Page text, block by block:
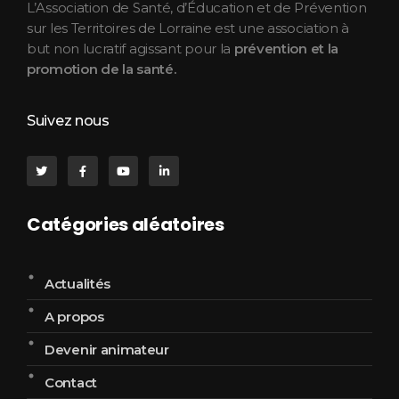
L’Association de Santé, d’Éducation et de Prévention
sur les Territoires de Lorraine est une association à
but non lucratif agissant pour la prévention et la
promotion de la santé.
Suivez nous
Catégories aléatoires
Actualités
A propos
Devenir animateur
Contact